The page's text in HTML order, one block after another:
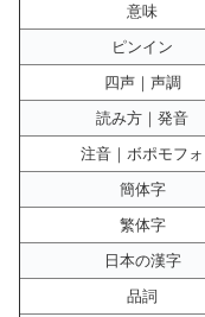
意味
ピンイン
四声｜声調
読み方｜発音
注音｜ボポモフォ
簡体字
繁体字
日本の漢字
品詞